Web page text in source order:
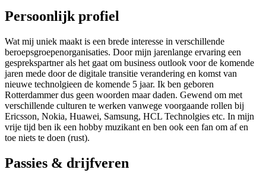
Persoonlijk profiel
Wat mij uniek maakt is een brede interesse in verschillende
beroepsgroepenorganisaties. Door mijn jarenlange ervaring een
gesprekspartner als het gaat om business outlook voor de komende
jaren mede door de digitale transitie verandering en komst van
nieuwe technolgieen de komende 5 jaar. Ik ben geboren
Rotterdammer dus geen woorden maar daden. Gewend om met
verschillende culturen te werken vanwege voorgaande rollen bij
Ericsson, Nokia, Huawei, Samsung, HCL Technolgies etc. In mijn
vrije tijd ben ik een hobby muzikant en ben ook een fan om af en
toe niets te doen (rust).
Passies & drijfveren